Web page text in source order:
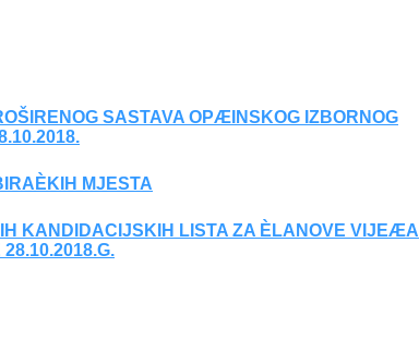
SASTAVA OPÆINSKOG IZBORNOG
MJESTA
KANDIDACIJSKIH LISTA ZA ÈLANOVE VIJEÆA